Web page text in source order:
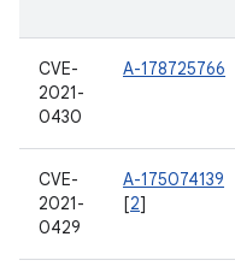
CVE-
2021-
0430
A-178725766
CVE-
2021-
0429
A-175074139
[2]